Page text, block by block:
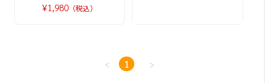
¥1,980 （税込）
< 1 >